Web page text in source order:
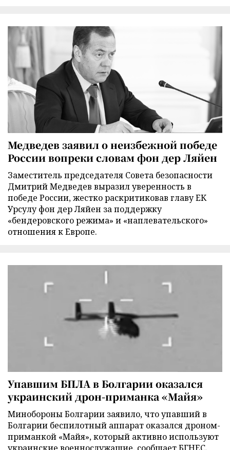
Медведев заявил о неизбежной победе
России вопреки словам фон дер Ляйен
Заместитель председателя Совета безопасности
Дмитрий Медведев выразил уверенность в
победе России, жестко раскритиковав главу ЕК
Урсулу фон дер Ляйен за поддержку
«бендеровского режима» и «наплевательского»
отношения к Европе.
Упавшим БПЛА в Болгарии оказался
украинский дрон-приманка «Майя»
Минобороны Болгарии заявило, что упавший в
Болгарии беспилотный аппарат оказался дроном-
приманкой «Майя», который активно используют
украинские военнослужащие, сообщает БГНЕС.